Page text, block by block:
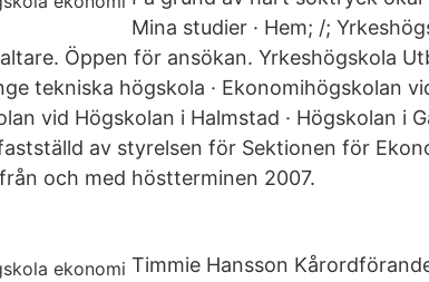
Mina studier · Hem; /;
Öppen för ansökan. Yrkeshögskola
tekniska högskola · Ekonomihögskolan
vid Högskolan i Halmstad · Högskolan i
av styrelsen för Sektionen för
och med höstterminen 2007.
Timmie Hansson